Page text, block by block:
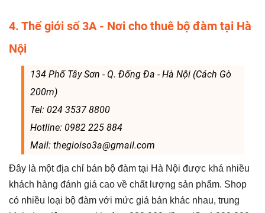
4. Thế giới số 3A - Nơi cho thuê bộ đàm tại Hà
Nội
134 Phố Tây Sơn - Q. Đống Đa - Hà Nội (Cách Gò
200m)
Tel: 024 3537 8800
Hotline: 0982 225 884
Mail: thegioiso3a@gmail.com
Đây là một địa chỉ bán bộ đàm tại Hà Nội được khá nhiều
khách hàng đánh giá cao về chất lượng sản phẩm. Shop
có nhiều loại bộ đàm với mức giá bán khác nhau, trung